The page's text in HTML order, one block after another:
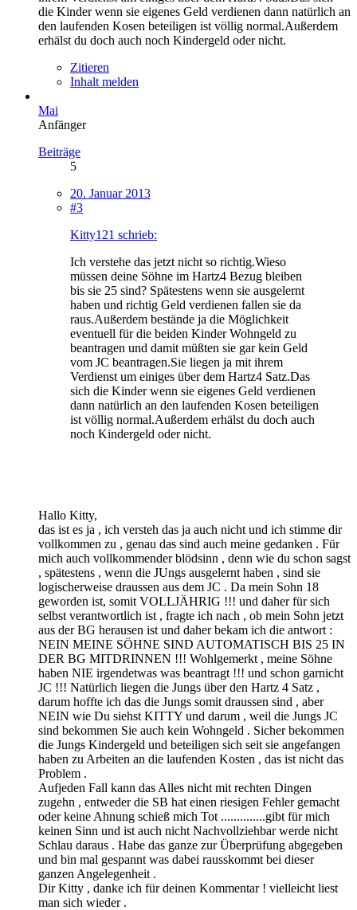
die Kinder wenn sie eigenes Geld verdienen dann natürlich an
den laufenden Kosen beteiligen ist völlig normal.Außerdem
erhälst du doch auch noch Kindergeld oder nicht.
Zitieren
Inhalt melden
Mai
Anfänger
Beiträge
5
20. Januar 2013
#3
Kitty121 schrieb:
Ich verstehe das jetzt nicht so richtig.Wieso
müssen deine Söhne im Hartz4 Bezug bleiben
bis sie 25 sind? Spätestens wenn sie ausgelernt
haben und richtig Geld verdienen fallen sie da
raus.Außerdem bestände ja die Möglichkeit
eventuell für die beiden Kinder Wohngeld zu
beantragen und damit müßten sie gar kein Geld
vom JC beantragen.Sie liegen ja mit ihrem
Verdienst um einiges über dem Hartz4 Satz.Das
sich die Kinder wenn sie eigenes Geld verdienen
dann natürlich an den laufenden Kosen beteiligen
ist völlig normal.Außerdem erhälst du doch auch
noch Kindergeld oder nicht.
Hallo Kitty,
das ist es ja , ich versteh das ja auch nicht und ich stimme dir
vollkommen zu , genau das sind auch meine gedanken . Für
mich auch vollkommender blödsinn , denn wie du schon sagst
, spätestens , wenn die JUngs ausgelernt haben , sind sie
logischerweise draussen aus dem JC . Da mein Sohn 18
geworden ist, somit VOLLJÄHRIG !!! und daher für sich
selbst verantwortlich ist , fragte ich nach , ob mein Sohn jetzt
aus der BG herausen ist und daher bekam ich die antwort :
NEIN MEINE SÖHNE SIND AUTOMATISCH BIS 25 IN
DER BG MITDRINNEN !!! Wohlgemerkt , meine Söhne
haben NIE irgendetwas was beantragt !!! und schon garnicht
JC !!! Natürlich liegen die Jungs über den Hartz 4 Satz ,
darum hoffte ich das die Jungs somit draussen sind , aber
NEIN wie Du siehst KITTY und darum , weil die Jungs JC
sind bekommen Sie auch kein Wohngeld . Sicher bekommen
die Jungs Kindergeld und beteiligen sich seit sie angefangen
haben zu Arbeiten an die laufenden Kosten , das ist nicht das
Problem .
Aufjeden Fall kann das Alles nicht mit rechten Dingen
zugehn , entweder die SB hat einen riesigen Fehler gemacht
oder keine Ahnung schieß mich Tot ..............gibt für mich
keinen Sinn und ist auch nicht Nachvollziehbar werde nicht
Schlau daraus . Habe das ganze zur Überprüfung abgegeben
und bin mal gespannt was dabei rausskommt bei dieser
ganzen Angelegenheit .
Dir Kitty , danke ich für deinen Kommentar ! vielleicht liest
man sich wieder .